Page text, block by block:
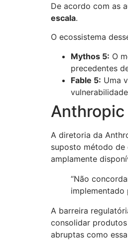
De acordo com as
escala.
O ecossistema
Mythos 5: O
precedentes
Fable 5: Uma
A diretoria da
suposto método de
amplamente
“Não
implementado
A barreira
consolidar
abruptas como